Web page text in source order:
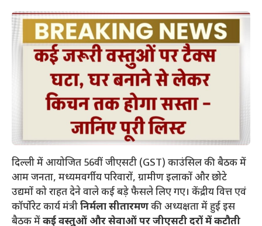
दिल्ली में आयोजित 56वीं जीएसटी (GST) काउंसिल की बैठक में
आम जनता, मध्यमवर्गीय परिवारों, ग्रामीण इलाकों और छोटे
उद्यमों को राहत देने वाले कई बड़े फैसले लिए गए। केंद्रीय वित्त एवं
कॉर्पोरेट कार्य मंत्रीनिर्मला सीतारमणकी अध्यक्षता में हुई इस
बैठक मेंकई वस्तुओं और सेवाओं पर जीएसटी दरों में कटौती